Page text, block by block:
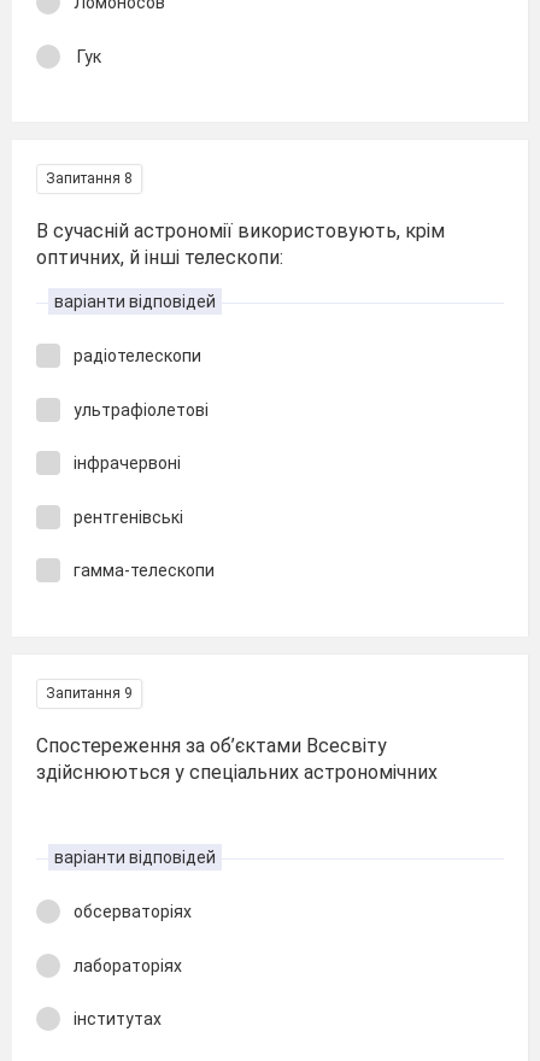
Гук
Запитання 8
В сучасній астрономії використовують, крім
оптичних, й інші телескопи:
варіанти відповідей
радіотелескопи
ультрафіолетові
інфрачервоні
рентгенівські
гамма-телескопи
Запитання 9
Спостереження за об’єктами Всесвіту
здійснюються у спеціальних астрономічних
варіанти відповідей
обсерваторіях
лабораторіях
інститутах